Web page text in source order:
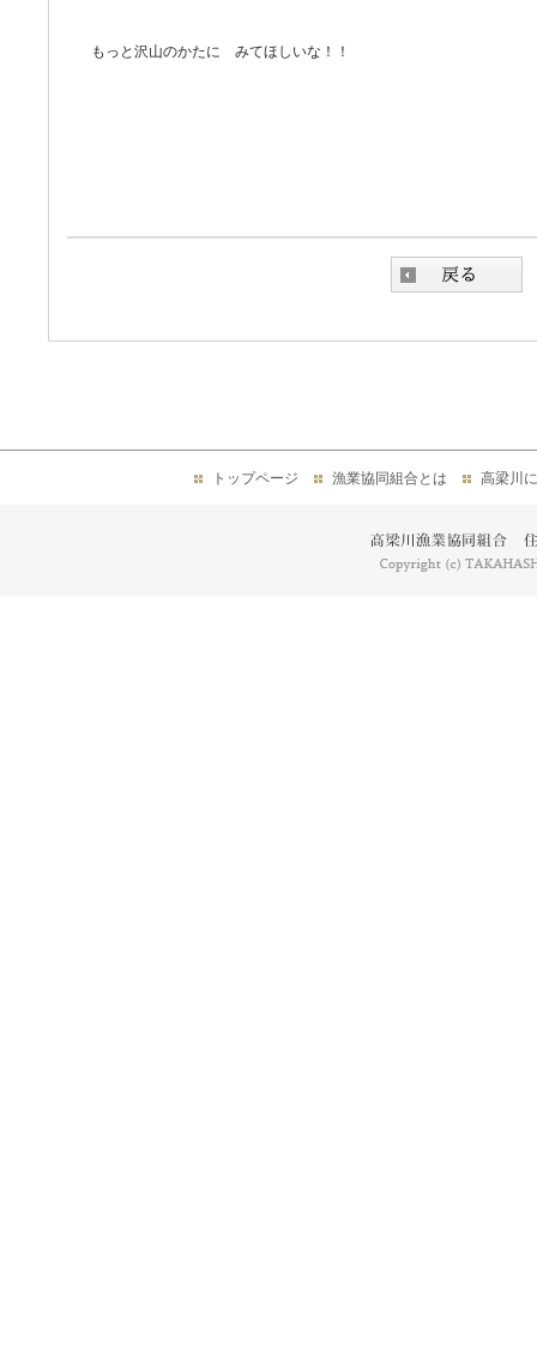
もっと沢山のかたに みてほしいな！！
トップページ 漁業協同組合とは 高梁川